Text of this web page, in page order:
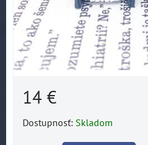
14 €
Dostupnosť: Skladom